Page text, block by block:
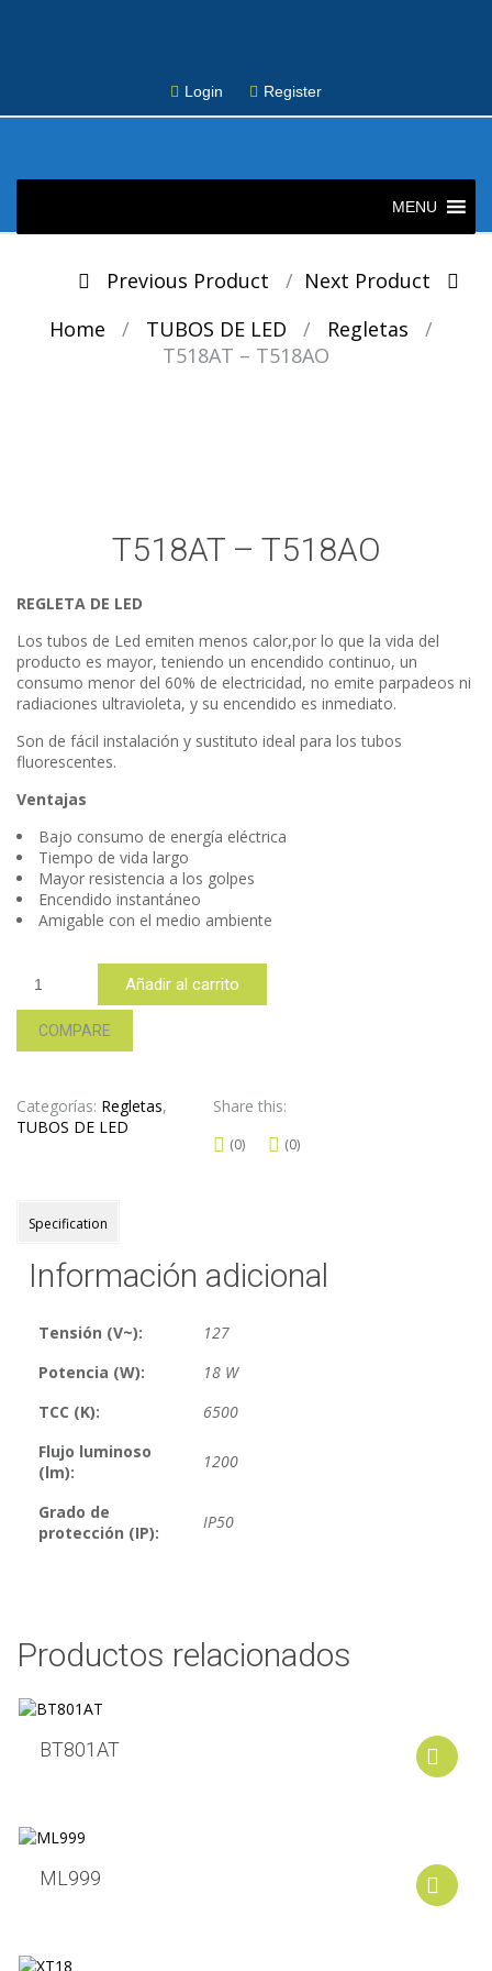
Login Register
Skip
MENU
PostPrevious Product
Next Product
Home
/ TUBOS DE LED / Regletas
/
T518AT – T518AO
T518AT – T518AO
REGLETA DE LED
Los tubos de Led emiten menos calor,por lo que la vida del
producto es mayor, teniendo un encendido continuo, un
consumo menor del 60% de electricidad, no emite parpadeos ni
radiaciones ultravioleta, y su encendido es inmediato.
Son de fácil instalación y sustituto ideal para los tubos
fluorescentes.
Ventajas
Bajo consumo de energía eléctrica
Tiempo de vida largo
Mayor resistencia a los golpes
Encendido instantáneo
Amigable con el medio ambiente
T518AO
cantidad
Añadir al carrito
COMPARE
Categorías: Regletas,
TUBOS DE LED
Share this:
(0) (0)
Specification
Información adicional
Tensión (V~):
127
Potencia (W):
18 W
TCC (K):
6500
Flujo luminoso
(lm):
1200
Grado de
protección (IP):
IP50
Productos relacionados
BT801AT
ML999